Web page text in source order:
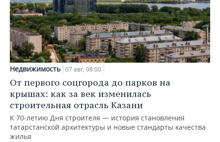
Недвижимость 07 авг, 08:00
От первого соцгорода до парков на
крышах: как за век изменилась
строительная отрасль Казани
К 70-летию Дня строителя — история становления
татарстанской архитектуры и новые стандарты качества
жилья